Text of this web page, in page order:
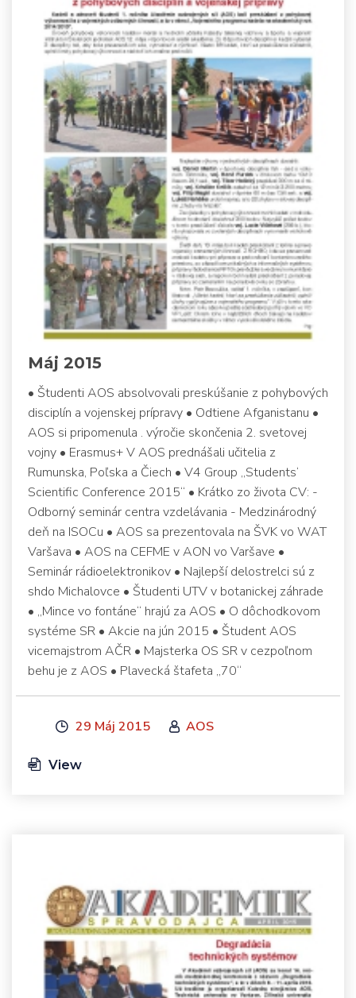
Máj 2015
• Študenti AOS absolvovali preskúšanie z pohybových
disciplín a vojenskej prípravy • Odtiene Afganistanu •
AOS si pripomenula . výročie skončenia 2. svetovej
vojny • Erasmus+ V AOS prednášali učitelia z
Rumunska, Poľska a Čiech • V4 Group „Students‘
Scientific Conference 2015“ • Krátko zo života CV: -
Odborný seminár centra vzdelávania - Medzinárodný
deň na ISOCu • AOS sa prezentovala na ŠVK vo WAT
Varšava • AOS na CEFME v AON vo Varšave •
Seminár rádioelektronikov • Najlepší delostrelci sú z
shdo Michalovce • Študenti UTV v botanickej záhrade
• „Mince vo fontáne“ hrajú za AOS • O dôchodkovom
systéme SR • Akcie na jún 2015 • Študent AOS
vicemajstrom AČR • Majsterka OS SR v cezpoľnom
behu je z AOS • Plavecká štafeta „70“
29 Máj 2015 AOS
View